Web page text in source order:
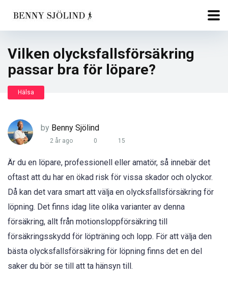
Vilken olycksfallsförsäkring
passar bra för löpare?
Hälsa
by Benny Sjölind
2 år ago 0 15
Är du en löpare, professionell eller amatör, så innebär det
oftast att du har en ökad risk för vissa skador och olyckor.
Då kan det vara smart att välja en olycksfallsförsäkring för
löpning. Det finns idag lite olika varianter av denna
försäkring, allt från motionsloppförsäkring till
försäkringsskydd för löpträning och lopp. För att välja den
bästa olycksfallsförsäkring för löpning finns det en del
saker du bör se till att ta hänsyn till.